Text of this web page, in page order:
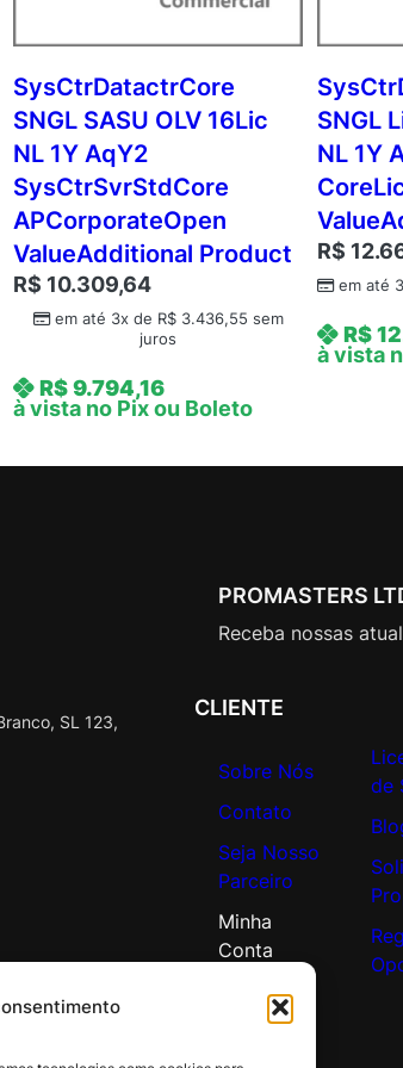
P
P
e
r
U
s
r
C
o
p
o
n
V
SysCtrDatactrCore
SNGL SASU OLV 16Lic
NL 1Y AqY2
SysCtrSvrStdCore
APCorporateOpen
ValueAdditional Product
R$ 10.309,64
em até 3x de R$3.436,55 sem
juros
R$9.794,16
à vista no Pix ou Boleto
SNGL
NL 1Y
R$
em até
R$
à vista
SL 123,
PROMASTERS
Receba nossas
CLIENTE
Sobre Nós
Contato
Seja Nosso
Parceiro
Minha
Conta
de